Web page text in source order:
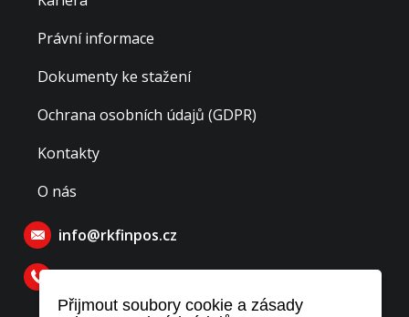
Přijmout soubory cookie a zásady
Právní informace
Dokumenty ke stažení
Ochrana osobních údajů (GDPR)
Kontakty
O nás
info@rkfinpos.cz